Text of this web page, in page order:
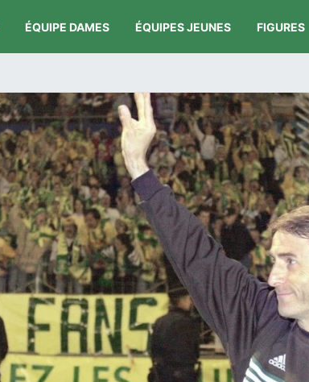
ÉQUIPE DAMES ÉQUIPES JEUNES FIGURES